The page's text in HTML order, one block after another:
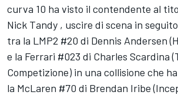
curva 10 ha visto il contendente al
Nick Tandy , uscire di scena in
tra la LMP2 #20 di Dennis Andersen
e la Ferrari #023 di Charles Scardina
Competizione) in una collisione che
la McLaren #70 di Brendan Iribe